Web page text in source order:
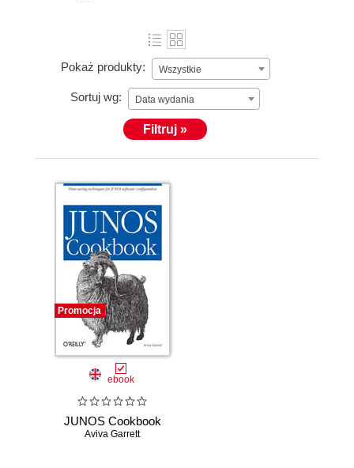
Pokaż produkty: Wszystkie
Sortuj wg: Data wydania
Filtruj »
Promocja
ebook
JUNOS Cookbook
Aviva Garrett